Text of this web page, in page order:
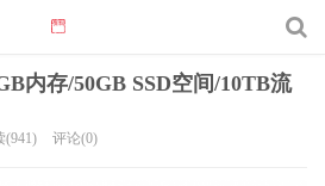
内存/50GB SSD空间/10TB流
(941) 评论(0)